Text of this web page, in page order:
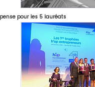
pour les 5 lauréats